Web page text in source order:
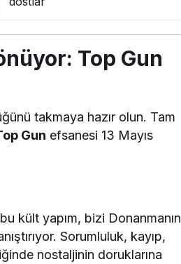
Top Gun
takmaya hazır olun. Tam
Gun efsanesi 13 Mayıs
kült yapım, bizi Donanmanın
Sorumluluk, kayıp,
nostaljinin doruklarına